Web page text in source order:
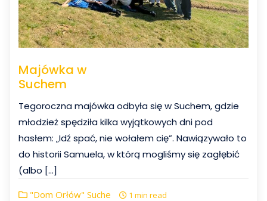
Majówka w
Suchem
Tegoroczna majówka odbyła się w Suchem, gdzie
młodzież spędziła kilka wyjątkowych dni pod
hasłem: „Idź spać, nie wołałem cię”. Nawiązywało to
do historii Samuela, w którą mogliśmy się zagłębić
(albo […]
"Dom Orłów" Suche 1 min read